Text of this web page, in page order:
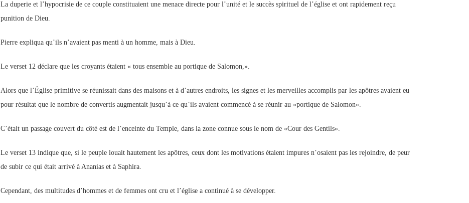
La duperie et l’hypocrisie de ce couple constituaient une menace directe pour l’unité et le succès spirituel de l’église et ont rapidement reçu
punition de Dieu.
Pierre expliqua qu’ils n’avaient pas menti à un homme, mais à Dieu.
Le verset 12 déclare que les croyants étaient « tous ensemble au portique de Salomon,».
Alors que l’Église primitive se réunissait dans des maisons et à d’autres endroits, les signes et les merveilles accomplis par les apôtres avaient eu
pour résultat que le nombre de convertis augmentait jusqu’à ce qu’ils avaient commencé à se réunir au «portique de Salomon».
C’était un passage couvert du côté est de l’enceinte du Temple, dans la zone connue sous le nom de «Cour des Gentils».
Le verset 13 indique que, si le peuple louait hautement les apôtres, ceux dont les motivations étaient impures n’osaient pas les rejoindre, de peur
de subir ce qui était arrivé à Ananias et à Saphira.
Cependant, des multitudes d’hommes et de femmes ont cru et l’église a continué à se développer.